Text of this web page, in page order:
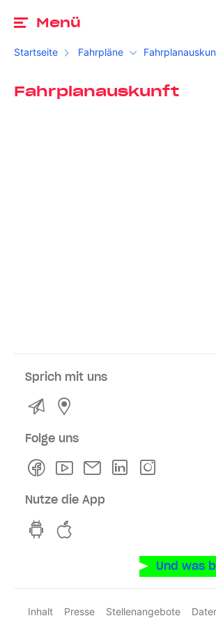
Menü
Startseite Fahrpläne
Fahrplanauskunft
Sprich mit uns
Kontakt
Folge uns
FacebookYoutubeNewsletterLinkedln
Nutze die App
hvv switch App auf GooglePlay
Und was
Inhalt Presse Stellenangebote